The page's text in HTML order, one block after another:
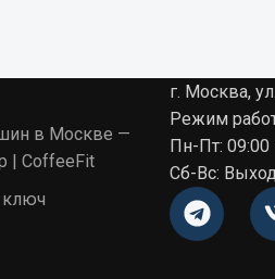
в Москве —
| CoffeeFit
г. Москва,
Режим
Пн-Пт: 09:00
Сб-Вс: